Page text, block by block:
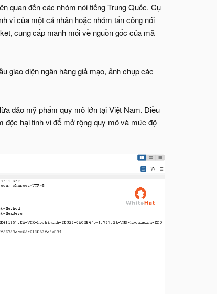
quan đến các nhóm nói tiếng Trung Quốc. Cụ
vi của một cá nhân hoặc nhóm tấn công nói
cung cấp manh mối về nguồn gốc của mã
giao diện ngân hàng giả mạo, ảnh chụp các
đảo mỹ phẩm quy mô lớn tại Việt Nam. Điều
độc hại tinh vi để mở rộng quy mô và mức độ